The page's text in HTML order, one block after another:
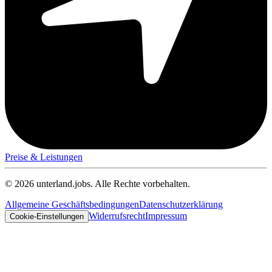
Preise & Leistungen
© 2026 unterland.jobs. Alle Rechte vorbehalten.
Allgemeine GeschäftsbedingungenDatenschutzerklärung
Cookie-Einstellungen WiderrufsrechtImpressum